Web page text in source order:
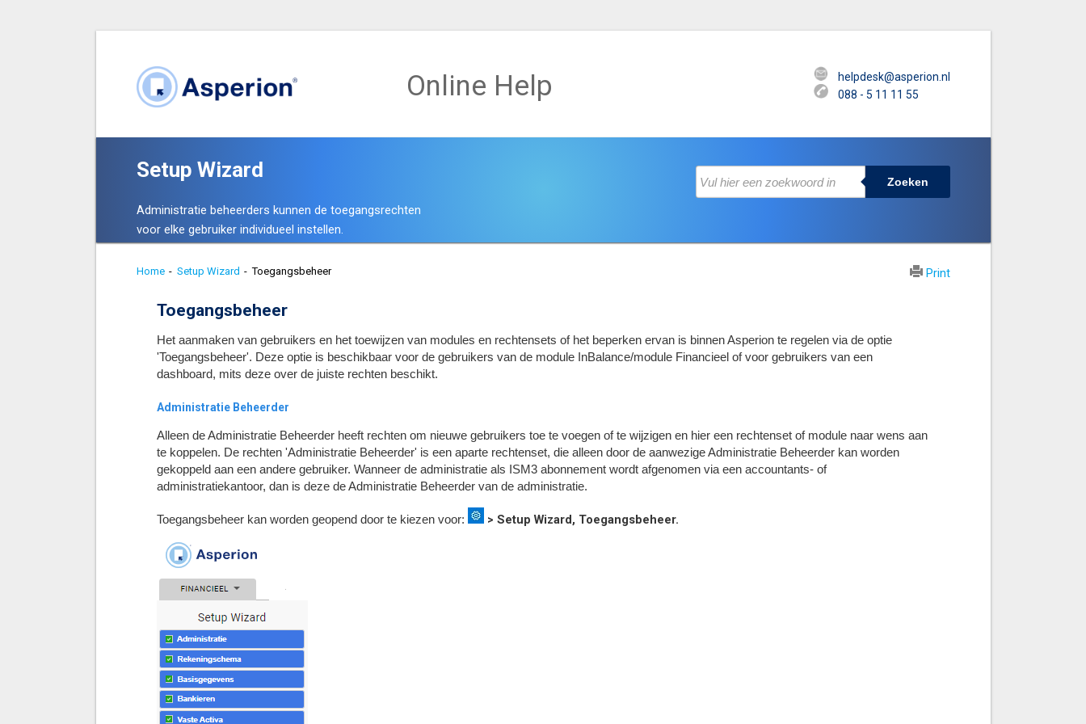
Online Help
helpdesk@asperion.nl
088 - 5 11 11 55
Setup Wizard
Administratie beheerders kunnen de toegangsrechten
voor elke gebruiker individueel instellen.
Zoeken
Home - Setup Wizard - Toegangsbeheer Print
Toegangsbeheer
Het aanmaken van gebruikers en het toewijzen van modules en rechtensets of het beperken ervan is binnen Asperion te regelen via de optie
'Toegangsbeheer'. Deze optie is beschikbaar voor de gebruikers van de module InBalance/module Financieel of voor gebruikers van een
dashboard, mits deze over de juiste rechten beschikt.
Administratie Beheerder
Alleen de Administratie Beheerder heeft rechten om nieuwe gebruikers toe te voegen of te wijzigen en hier een rechtenset of module naar wens aan
te koppelen. De rechten 'Administratie Beheerder' is een aparte rechtenset, die alleen door de aanwezige Administratie Beheerder kan worden
gekoppeld aan een andere gebruiker. Wanneer de administratie als ISM3 abonnement wordt afgenomen via een accountants- of
administratiekantoor, dan is deze de Administratie Beheerder van de administratie.
Toegangsbeheer kan worden geopend door te kiezen voor: > Setup Wizard, Toegangsbeheer.